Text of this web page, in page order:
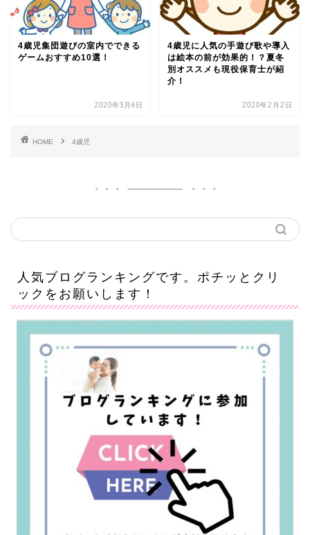
4歳児集団遊びの室内でできる
ゲームおすすめ10選！
2020年3月6日
4歳児に人気の手遊び歌や導入
は絵本の前が効果的！？夏冬
別オススメも現役保育士が紹
介！
2020年2月2日
HOME 4歳児
人気ブログランキングです。ポチッとクリ
ックをお願いします！